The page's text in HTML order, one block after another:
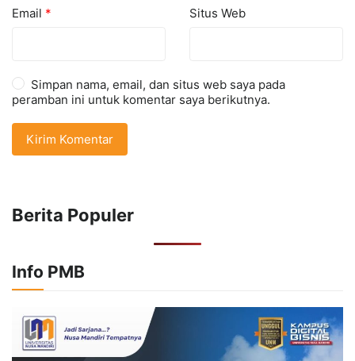
Email * Situs Web
Simpan nama, email, dan situs web saya pada
peramban ini untuk komentar saya berikutnya.
Berita Populer
Info PMB